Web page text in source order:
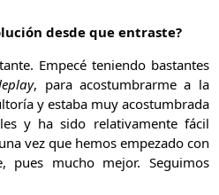
desde que entraste?
Empecé teniendo bastantes
, para acostumbrarme a la
y estaba muy acostumbrada
y ha sido relativamente fácil
vez que hemos empezado con
pues mucho mejor. Seguimos